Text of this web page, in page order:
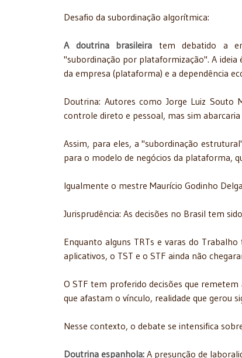
Desafio da subordinação algorítmica:
A doutrina brasileira tem debatido a
"subordinação por plataformização". A
da empresa (plataforma) e a dependência
Doutrina: Autores como Jorge Luiz Souto
controle direto e pessoal, mas sim
Assim, para eles, a "subordinação
para o modelo de negócios da plataforma,
Igualmente o mestre Maurício Godinho
Jurisprudência: As decisões no Brasil tem
Enquanto alguns TRTs e varas do
aplicativos, o TST e o STF ainda não
O STF tem proferido decisões que
que afastam o vínculo, realidade que gerou
Nesse contexto, o debate se intensifica
Doutrina espanhola: A presunção de